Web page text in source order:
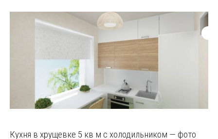
Кухня в хрущевке 5 кв м с холодильником — фото